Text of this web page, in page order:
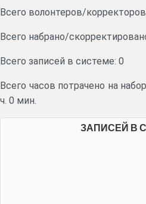
Всего волонтеров/
Всего набрано/
Всего записей в системе: 0
Всего часов потрачено на
ч. 0 мин.
ЗАПИСЕЙ В